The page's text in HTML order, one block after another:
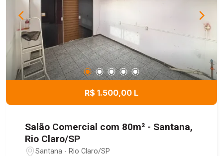
R$ 1.500,00 L
Salão Comercial com 80m² - Santana,
Rio Claro/SP
Santana - Rio Claro/SP